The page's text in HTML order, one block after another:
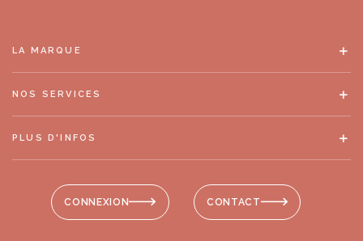
CONNEXION CONTACT
LA MARQUE
NOS SERVICES
PLUS D'INFOS